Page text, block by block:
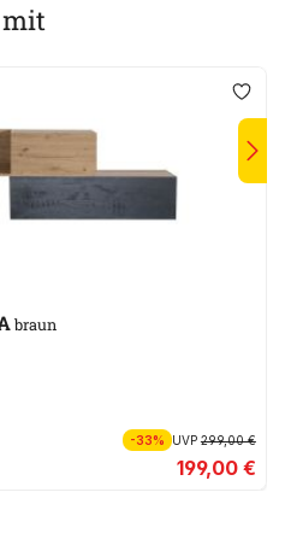
mit
braun
-33% UVP299,00 €
199,00 €